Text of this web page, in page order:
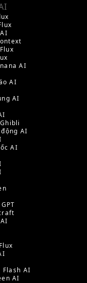
AI
AI
AI
AI
AI
Flash AI
AI